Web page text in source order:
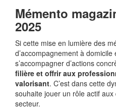
Mémento
2025
Si cette mise en lumière des
d’accompagnement à
s’accompagner d’actions
filière et offrir aux
valorisant. C’est dans cette
souhaite jouer un rôle actif
secteur.